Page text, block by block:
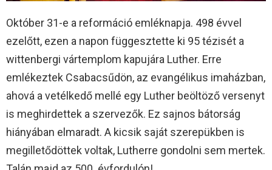
Október 31-e a reformáció emléknapja. 498 évvel
ezelőtt, ezen a napon függesztette ki 95 tézisét a
wittenbergi vártemplom kapujára Luther. Erre
emlékeztek Csabacsűdön, az evangélikus imaházban,
ahová a vetélkedő mellé egy Luther beöltöző versenyt
is meghirdettek a szervezők. Ez sajnos bátorság
hiányában elmaradt. A kicsik saját szerepükben is
megilletődöttek voltak, Lutherre gondolni sem mertek.